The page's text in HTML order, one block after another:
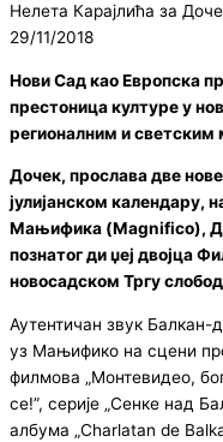
Нелета Карајлића за
29/11/2018
Нови Сад као Европска
престоница културе у
регионалним и светским
Дочек, прослава две
јулијанском календару,
Мањифика (Magnifico),
познатогди џеј двојца
новосадском Тргу
Аутентичан звук Балкан-
уз Мањифико на сцени
филмова „Монтевидео,
се!”, серије „Сенке над
албума „Charlatan de